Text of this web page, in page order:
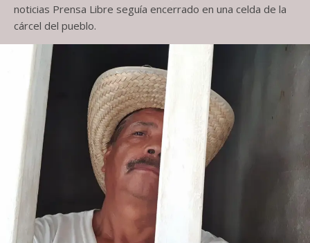
noticias Prensa Libre seguía encerrado en una celda de la
cárcel del pueblo.